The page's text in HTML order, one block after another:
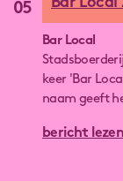
05
Bar Local
keer 'Bar
naam geeft
bericht lezen